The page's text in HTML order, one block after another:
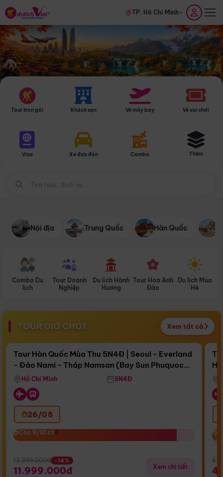
TP. Hồ Chí Minh
Tour trọn gói Khách sạn Vé máy bay Vé vui chơi
Visa Xe đưa đón Combo Thêm
Nội địa Trung Quốc Hàn Quốc
Combo Du
lịch
Tour Doanh
Nghiệp
Du lịch Hành
Hương
Tour Hoa Anh
Đào
Du lịch Mùa
Hè
TOUR GIỜ CHÓT Xem tất cả
Còn16 ngày 10:19:44
Bay Sun Phuquoc Airways
Điểm nổi bật
Tour Hàn Quốc Mùa Thu 5N4Đ | Seoul - Everland
- Đảo Nami - Tháp Namsan (Bay Sun Phuquoc
Airways)
Hồ Chí Minh 5N4Đ
26/08
Còn 9/10 chỗ
Còn 9/10 chỗ
13.999.000đ -14%
11.999.000đ Xem chi tiết